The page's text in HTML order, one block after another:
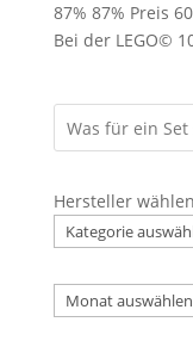
87% 87% Preis
Bei der LEGO©
Hersteller wählen
Archiv